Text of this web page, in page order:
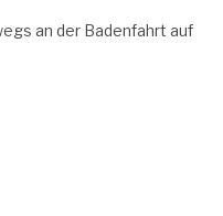
an der Badenfahrt auf